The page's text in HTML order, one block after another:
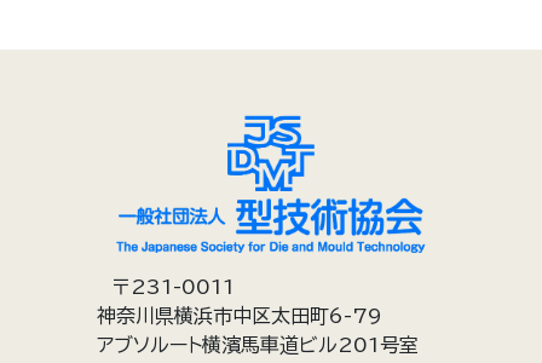
〒231-0011
神奈川県横浜市中区太田町6-79
アブソルート横濱馬車道ビル201号室